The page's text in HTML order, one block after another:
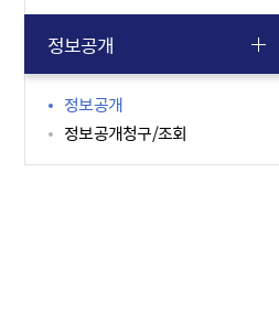
정보공개
정보공개
정보공개청구/조회